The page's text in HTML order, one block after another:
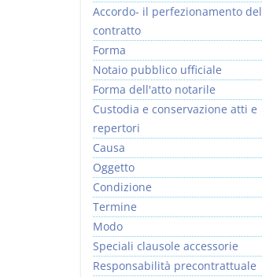
Accordo- il perfezionamento del
contratto
Forma
Notaio pubblico ufficiale
Forma dell'atto notarile
Custodia e conservazione atti e
repertori
Causa
Oggetto
Condizione
Termine
Modo
Speciali clausole accessorie
Responsabilità precontrattuale